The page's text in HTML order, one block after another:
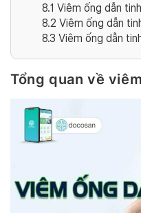
8.1 Viêm ống dẫn
8.2 Viêm ống dẫn
8.3 Viêm ống dẫn
Tổng quan về